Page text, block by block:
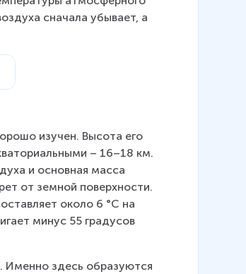
сначала убывает, а
изучен. Высота его
– 16–18 км.
и основная масса
от земной поверхности.
около 6 °С на
минус 55 градусов
Именно здесь образуются